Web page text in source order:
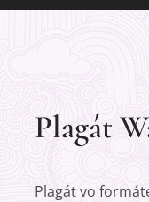
Plagát
Plagát vo